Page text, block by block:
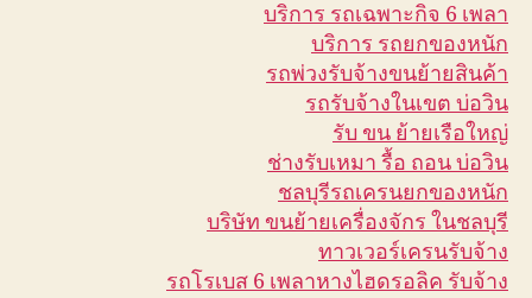
บริการ รถเฉพาะกิจ 6 เพลา
บริการ รถยกของหนัก
รถพ่วงรับจ้างขนย้ายสินค้า
รถรับจ้างในเขต บ่อวิน
รับ ขน ย้ายเรือใหญ่
ช่างรับเหมา รื้อ ถอน บ่อวิน
ชลบุรีรถเครนยกของหนัก
บริษัท ขนย้ายเครื่องจักร ในชลบุรี
ทาวเวอร์เครนรับจ้าง
รถโรเบส 6 เพลาหางไฮดรอลิค รับจ้าง